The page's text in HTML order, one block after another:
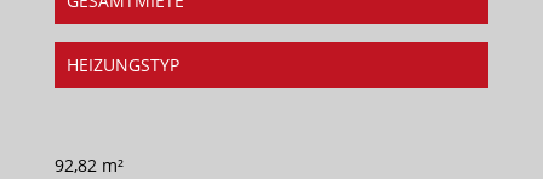
HEIZUNGSTYP
92,82 m²